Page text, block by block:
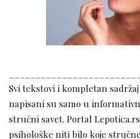
Svi tekstovi i kompletan
napisani su samo u
stručni savet. Portal
psihološke niti bilo koje